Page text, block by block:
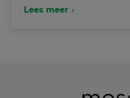
Lees meer